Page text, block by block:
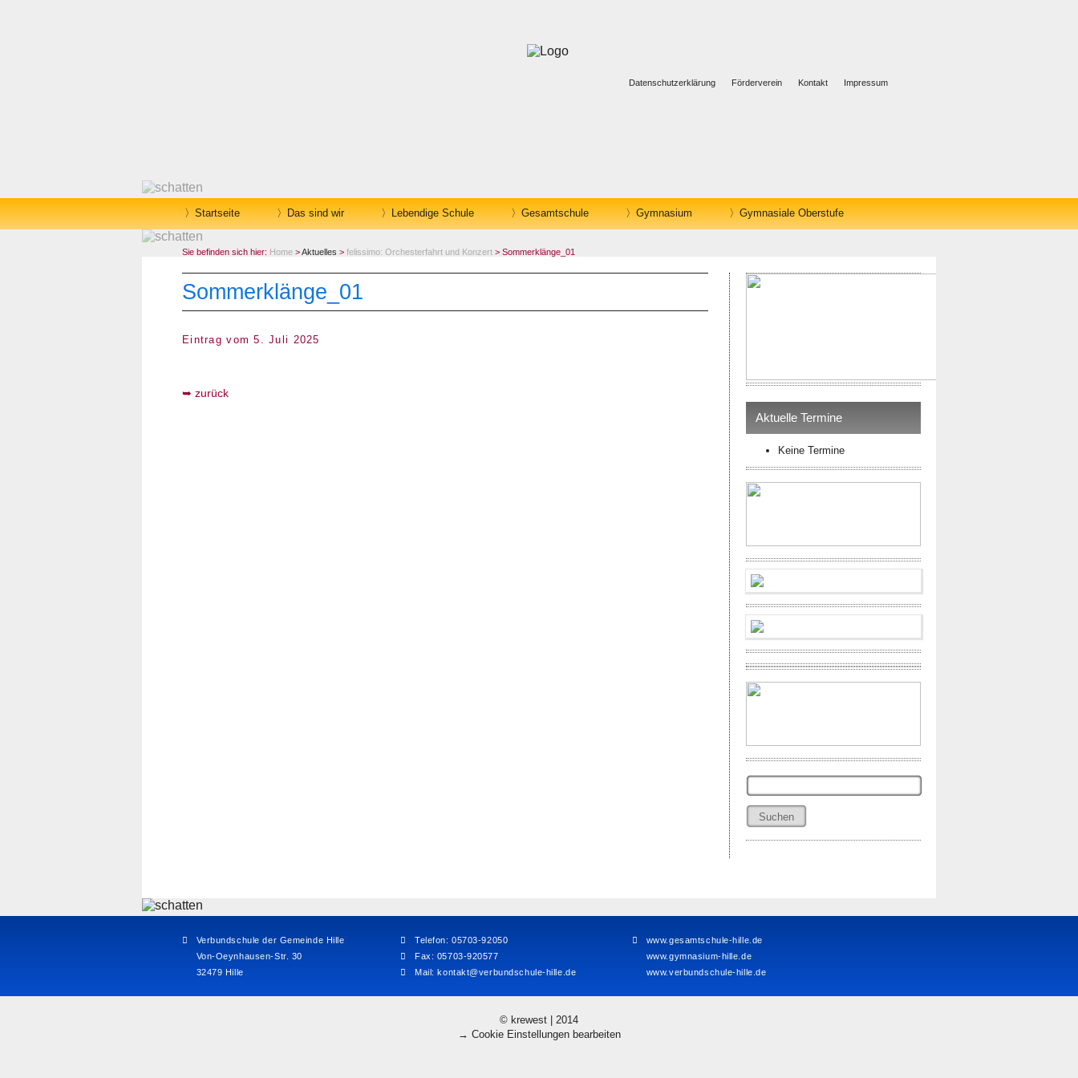
Impressum
Kontakt
Förderverein
Datenschutzerklärung
Startseite Das sind wir Lebendige Schule Gesamtschule Gymnasium Gymnasiale Oberstufe
Sie befinden sich hier: Home >Aktuelles > felissimo: Orchesterfahrt und Konzert > Sommerklänge_01
Sommerklänge_01
Eintrag vom 5. Juli 2025
zurück
Aktuelle Termine
Keine Termine
Suchen
Verbundschule der Gemeinde Hille
Von-Oeynhausen-Str. 30
32479 Hille
Telefon: 05703-92050
Fax: 05703-920577
Mail:kontakt@verbundschule-hille.de
www.gesamtschule-hille.de
www.gymnasium-hille.de
www.verbundschule-hille.de
© krewest | 2014
→ Cookie Einstellungen bearbeiten